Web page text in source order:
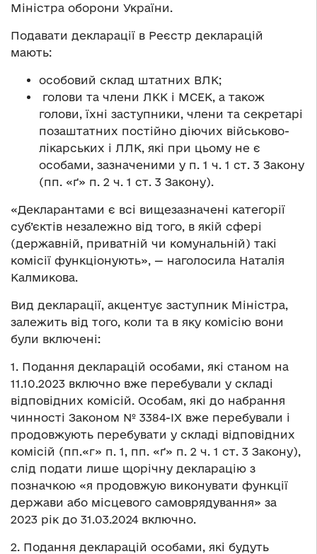
Міністра оборони України.
Подавати декларації в Реєстр декларацій
мають:
особовий склад штатних ВЛК;
голови та члени ЛКК і МСЕК, а також
голови, їхні заступники, члени та секретарі
позаштатних постійно діючих військово-
лікарських і ЛЛК, які при цьому не є
особами, зазначеними у п. 1 ч. 1 ст. 3 Закону
(пп. «ґ» п. 2 ч. 1 ст. 3 Закону).
«Декларантами є всі вищезазначені категорії
суб’єктів незалежно від того, в якій сфері
(державній, приватній чи комунальній) такі
комісії функціонують», — наголосила Наталія
Калмикова.
Вид декларації, акцентує заступник Міністра,
залежить від того, коли та в яку комісію вони
були включені:
1. Подання декларацій особами, які станом на
11.10.2023 включно вже перебували у складі
відповідних комісій. Особам, які до набрання
чинності Законом № 3384-ІХ вже перебували і
продовжують перебувати у складі відповідних
комісій (пп.«г» п. 1, пп. «ґ» п. 2 ч. 1 ст. 3 Закону),
слід подати лише щорічну декларацію з
позначкою «я продовжую виконувати функції
держави або місцевого самоврядування» за
2023 рік до 31.03.2024 включно.
2. Подання декларацій особами, які будуть